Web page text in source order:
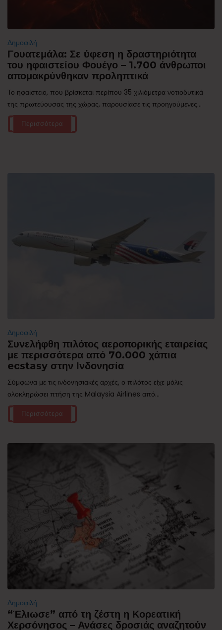
Δημοφιλή
Γουατεμάλα: Σε ύφεση η δραστηριότητα
του ηφαιστείου Φουέγο – 1.700 άνθρωποι
απομακρύνθηκαν προληπτικά
Το ηφαίστειο, που βρίσκεται περίπου 35 χιλιόμετρα νοτιοδυτικά
της πρωτεύουσας της χώρας, παρουσίασε τις προηγούμενες...
Περισσότερα
Δημοφιλή
Συνελήφθη πιλότος αεροπορικής εταιρείας
με περισσότερα από 70.000 χάπια
ecstasy στην Ινδονησία
Σύμφωνα με τις ινδονησιακές αρχές, ο πιλότος είχε μόλις
ολοκληρώσει πτήση της Malaysia Airlines από...
Περισσότερα
Δημοφιλή
“Έλιωσε” από τη ζέστη η Κορεατική
Χερσόνησος – Ανάσες δροσιάς αναζητούν